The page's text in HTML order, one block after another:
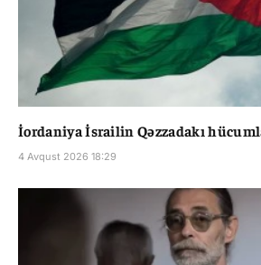
İordaniya İsrailin Qəzzadakı
4 Avqust 2026 18:29